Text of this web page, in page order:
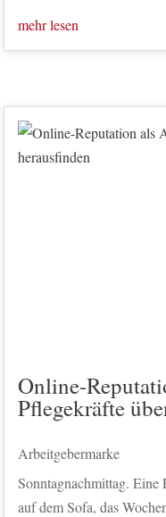
mehr lesen
Online-
Pflegekräfte
Arbeitgebermarke
Sonntagnachmittag. Eine
auf dem Sofa, das